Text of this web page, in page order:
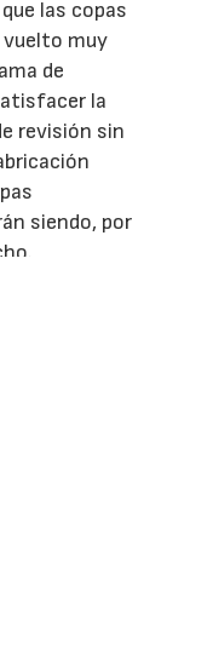
las copas
vuelto muy
de
la
revisión sin
siendo, por